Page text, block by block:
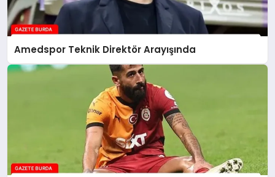
Amedspor Teknik Direktör Arayışında